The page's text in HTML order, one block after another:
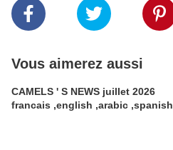
Vous aimerez aussi
CAMELS ' S NEWS juillet 2026
francais ,english ,arabic ,spanish